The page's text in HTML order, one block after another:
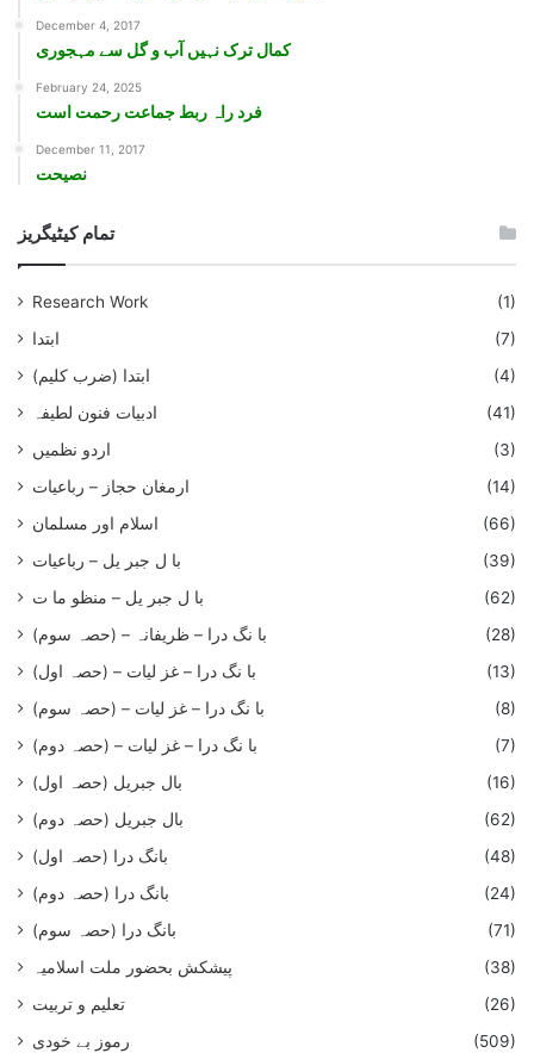
December 4, 2017
کمال ترک نہيں آب و گل سے مہجوری
February 24, 2025
فرد راہ ربط جماعت رحمت است
December 11, 2017
نصيحت
تمام کیٹیگریز
Research Work
(1)
ابتدا
(7)
ابتدا (ضرب کلیم)
(4)
ادبیات فنون لطیفہ
(41)
اردو نظمیں
(3)
ارمغان حجاز – رباعیات
(14)
اسلام اور مسلمان
(66)
با ل جبر یل – رباعيات
(39)
با ل جبر یل – منظو ما ت
(62)
با نگ درا – ظریفانہ – (حصہ سوم)
(28)
با نگ درا – غز ليات – (حصہ اول)
(13)
با نگ درا – غز ليات – (حصہ سوم)
(8)
با نگ درا – غز لیات – (حصہ دوم)
(7)
بال جبریل (حصہ اول)
(16)
بال جبریل (حصہ دوم)
(62)
بانگ درا (حصہ اول)
(48)
بانگ درا (حصہ دوم)
(24)
بانگ درا (حصہ سوم)
(71)
پیشکش بحضور ملت اسلامیہ
(38)
تعلیم و تربیت
(26)
رموز بے خودی
(509)